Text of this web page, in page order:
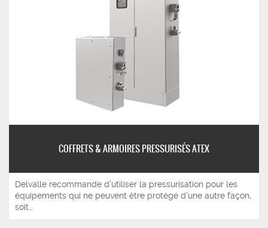
COFFRETS & ARMOIRES PRESSURISÉS ATEX
Delvalle recommande d’utiliser la pressurisation pour les
équipements qui ne peuvent être protégé d’une autre façon,
soit...